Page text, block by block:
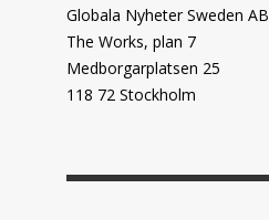
Globala Nyheter Sweden AB
The Works, plan 7
Medborgarplatsen 25
118 72 Stockholm